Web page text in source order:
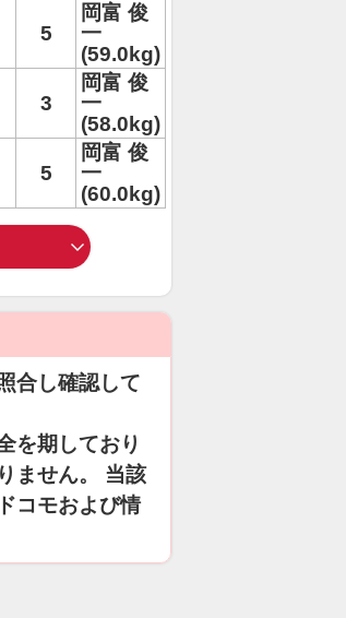
5
岡富 俊
一
(59.0kg)
3
岡富 俊
一
(58.0kg)
5
岡富 俊
一
(60.0kg)
合し確認して
を期しており
ません。 当該
コモおよび情